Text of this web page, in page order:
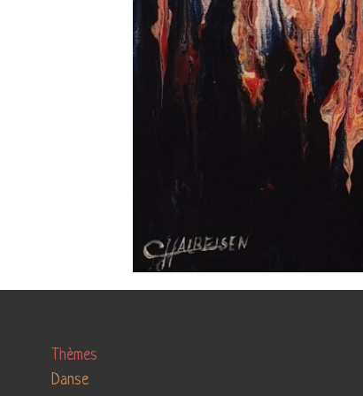
Thèmes
Danse